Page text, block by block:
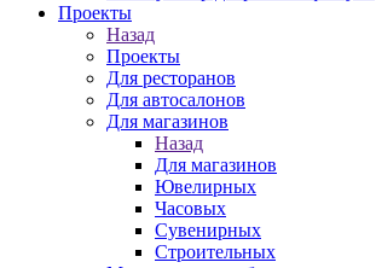
Проекты
Назад
Проекты
Для ресторанов
Для автосалонов
Для магазинов
Назад
Для магазинов
Ювелирных
Часовых
Сувенирных
Строительных